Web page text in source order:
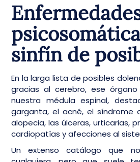
sinfín de
En la larga lista de posibles
gracias al cerebro, ese
nuestra médula espinal,
garganta, el acné, el síndrome
alopecia, las úlceras, urticarias,
cardiopatías y afecciones al
Un extenso catálogo que